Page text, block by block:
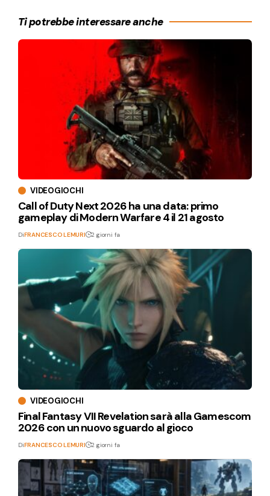
Ti potrebbe interessare anche
VIDEOGIOCHI
Call of Duty Next 2026 ha una data: primo
gameplay di Modern Warfare 4 il 21 agosto
DiFRANCESCO LEMURI 2 giorni fa
VIDEOGIOCHI
Final Fantasy VII Revelation sarà alla Gamescom
2026 con un nuovo sguardo al gioco
DiFRANCESCO LEMURI 2 giorni fa